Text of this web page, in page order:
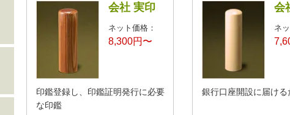
会社 実印
ネット価格：
8,300円〜
印鑑登録し、印鑑証明発行に必要
な印鑑
会
ネ
銀行口座開設に届ける